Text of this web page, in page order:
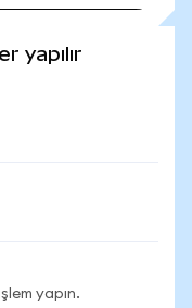
yapılır
yapın.